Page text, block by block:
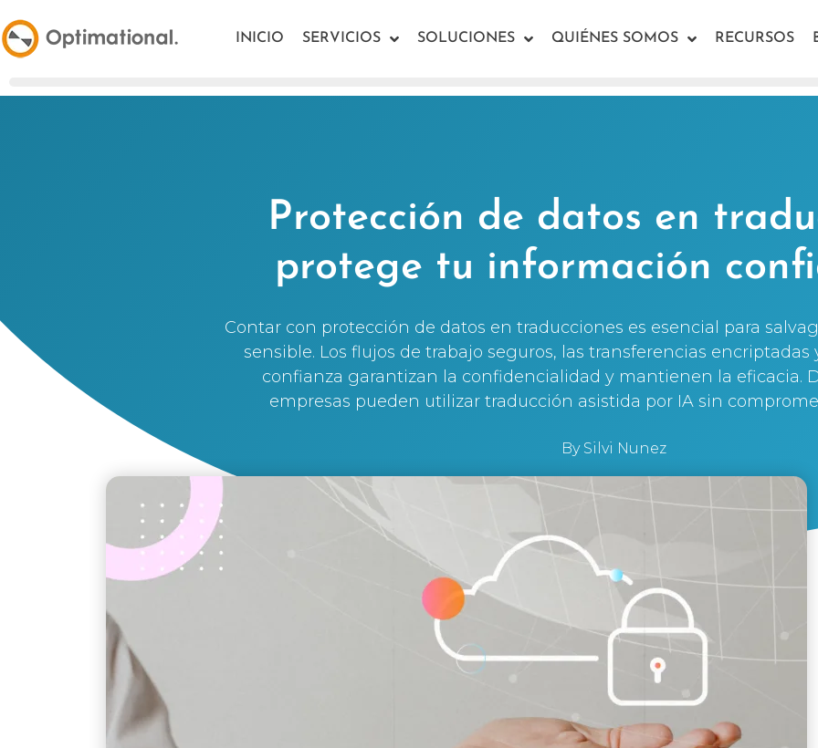
INICIO SERVICIOS SOLUCIONES QUIÉNES SOMOS RECURSOS
Protección de datos en
protege tu información
Contar con protección de datos en traducciones es esencial para
sensible. Los flujos de trabajo seguros, las transferencias encriptadas
confianza garantizan la confidencialidad y mantienen la eficacia.
empresas pueden utilizar traducción asistida por IA sin
BySilvi Nunez